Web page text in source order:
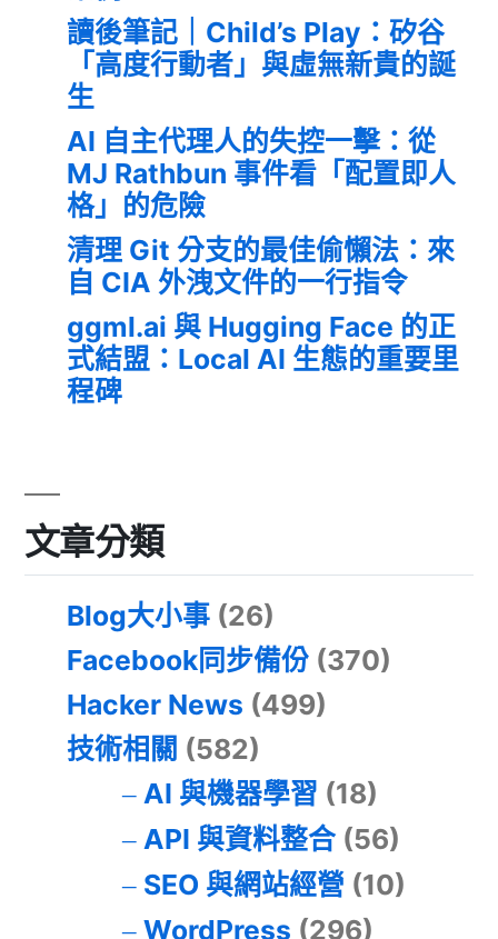
讀後筆記｜Child’s Play：矽谷
「高度行動者」與虛無新貴的誕
生
AI 自主代理人的失控一擊：從
MJ Rathbun 事件看「配置即人
格」的危險
清理 Git 分支的最佳偷懶法：來
自 CIA 外洩文件的一行指令
ggml.ai 與 Hugging Face 的正
式結盟：Local AI 生態的重要里
程碑
文章分類
Blog大小事 (26)
Facebook同步備份 (370)
Hacker News (499)
技術相關 (582)
AI 與機器學習 (18)
API 與資料整合(56)
SEO 與網站經營 (10)
WordPress (296)